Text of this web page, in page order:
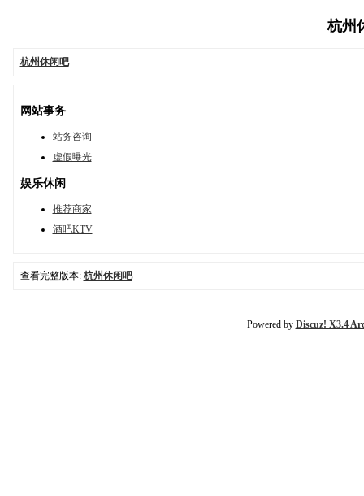
杭州
杭州休闲吧
网站事务
站务咨询
虚假曝光
娱乐休闲
推荐商家
酒吧KTV
查看完整版本: 杭州休闲吧
Powered by Discuz! X3.4